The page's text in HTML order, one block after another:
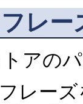
レー
アの
レー